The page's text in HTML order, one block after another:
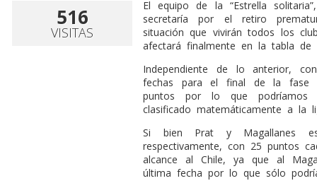
516
VISITAS
El equipo de la “Estrella
secretaría por el retiro
situación que vivirán todos los
afectará finalmente en la tabla de
Independiente de lo anterior,
fechas para el final de la fase
puntos por lo que podríamos
clasificado matemáticamente a la
Si bien Prat y Magallanes
respectivamente, con 25 puntos
alcance al Chile, ya que al
última fecha por lo que sólo